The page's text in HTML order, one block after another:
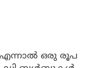
എന്നാൽ ഒരു രൂപ